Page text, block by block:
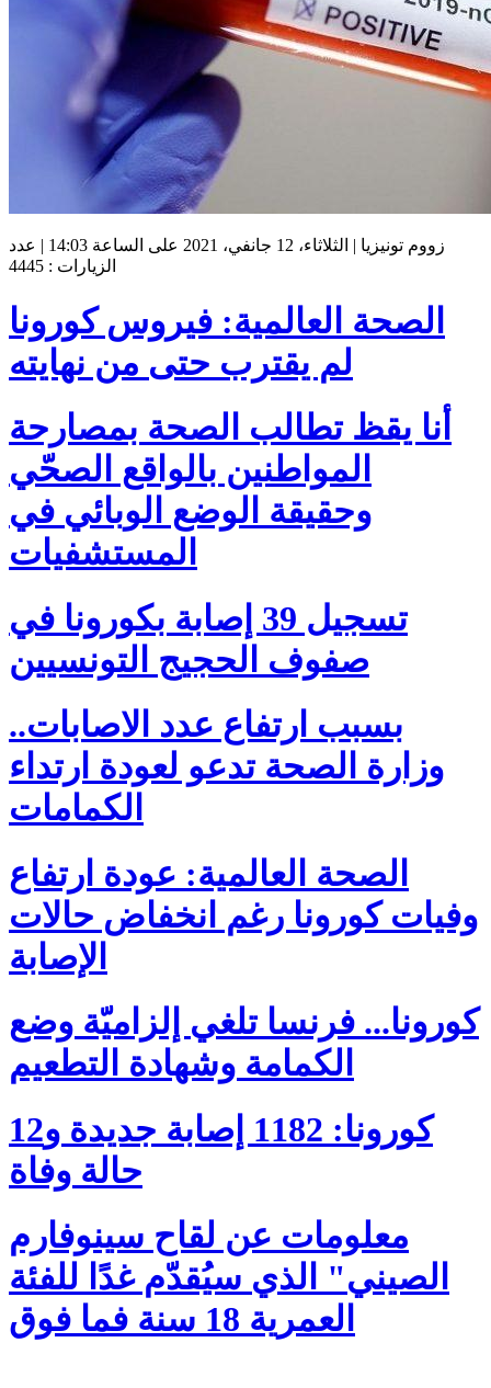
زووم تونيزيا | الثلاثاء، 12 جانفي، 2021 على الساعة 14:03 | عدد
الزيارات : 4445
الصحة العالمية: فيروس كورونا
لم يقترب حتى من نهايته
أنا يقظ تطالب الصحة بمصارحة
المواطنين بالواقع الصحّي
وحقيقة الوضع الوبائي في
المستشفيات
تسجيل 39 إصابة بكورونا في
صفوف الحجيج التونسيين
بسبب ارتفاع عدد الاصابات..
وزارة الصحة تدعو لعودة ارتداء
الكمامات
الصحة العالمية: عودة ارتفاع
وفيات كورونا رغم انخفاض حالات
الإصابة
كورونا... فرنسا تلغي إلزاميّة وضع
الكمامة وشهادة التطعيم
كورونا: 1182 إصابة جديدة و12
حالة وفاة
معلومات عن لقاح سينوفارم
الصيني" الذي سيُقدّم غدًا للفئة
العمرية 18 سنة فما فوق